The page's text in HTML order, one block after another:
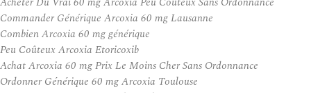
Commander Générique Arcoxia 60 mg Lausanne
Combien Arcoxia 60 mg générique
Peu Coûteux Arcoxia Etoricoxib
Achat Arcoxia 60 mg Prix Le Moins Cher Sans Ordonnance
Ordonner Générique 60 mg Arcoxia Toulouse